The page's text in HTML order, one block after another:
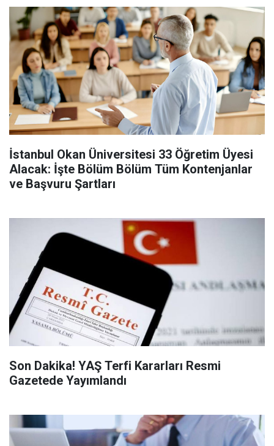
İstanbul Okan Üniversitesi 33 Öğretim Üyesi
Alacak: İşte Bölüm Bölüm Tüm Kontenjanlar
ve Başvuru Şartları
Son Dakika! YAŞ Terfi Kararları Resmi
Gazetede Yayımlandı